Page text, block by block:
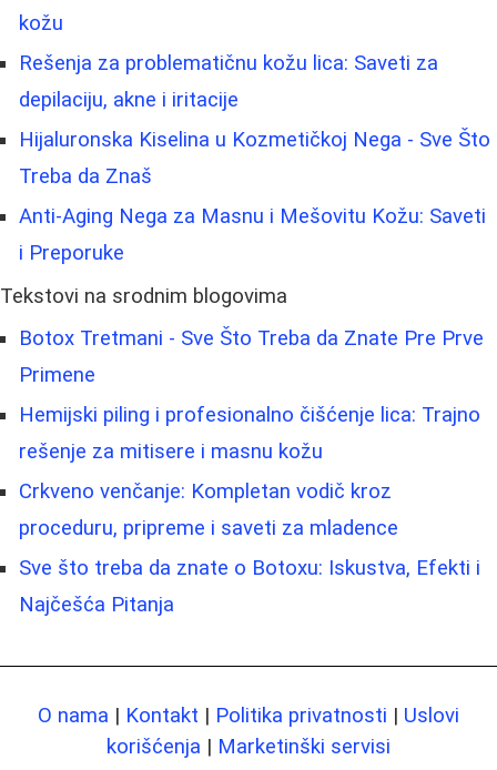
kožu
Rešenja za problematičnu kožu lica: Saveti za
depilaciju, akne i iritacije
Hijaluronska Kiselina u Kozmetičkoj Nega - Sve Što
Treba da Znaš
Anti-Aging Nega za Masnu i Mešovitu Kožu: Saveti
i Preporuke
Tekstovi na srodnim blogovima
Botox Tretmani - Sve Što Treba da Znate Pre Prve
Primene
Hemijski piling i profesionalno čišćenje lica: Trajno
rešenje za mitisere i masnu kožu
Crkveno venčanje: Kompletan vodič kroz
proceduru, pripreme i saveti za mladence
Sve što treba da znate o Botoxu: Iskustva, Efekti i
Najčešća Pitanja
O nama | Kontakt | Politika privatnosti | Uslovi
korišćenja | Marketinški servisi